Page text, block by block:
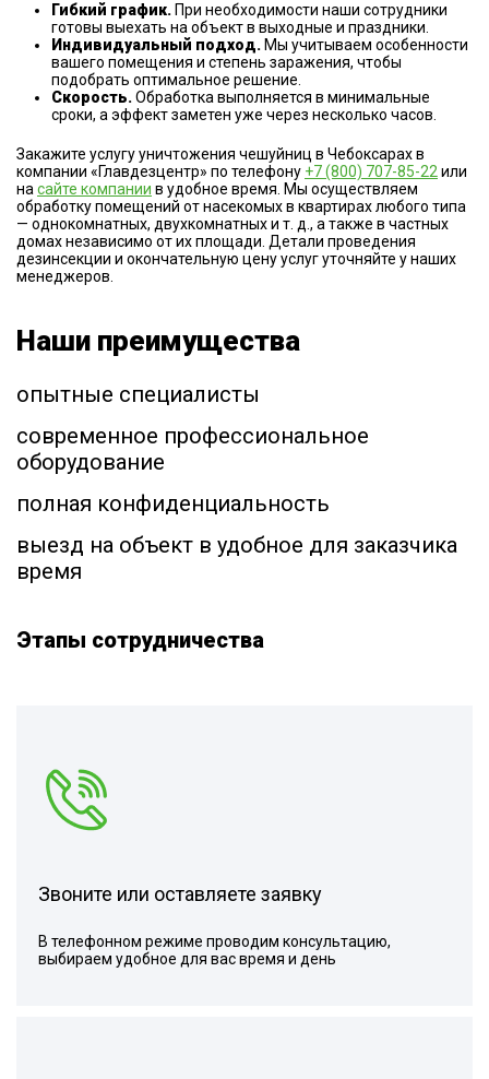
Гибкий график. При необходимости наши сотрудники
готовы выехать на объект в выходные и праздники.
Индивидуальный подход. Мы учитываем особенности
вашего помещения и степень заражения, чтобы
подобрать оптимальное решение.
Скорость.Обработка выполняется в минимальные
сроки, а эффект заметен уже через несколько часов.
Закажите услугу уничтожения чешуйниц в Чебоксарах в
компании «Главдезцентр» по телефону +7 (800) 707-85-22 или
на сайте компании в удобное время. Мы осуществляем
обработку помещений от насекомых в квартирах любого типа
— однокомнатных, двухкомнатных и т. д., а также в частных
домах независимо от их площади. Детали проведения
дезинсекции и окончательную цену услуг уточняйте у наших
менеджеров.
Наши преимущества
опытные специалисты
современное профессиональное
оборудование
полная конфиденциальность
выезд на объект в удобное для заказчика
время
Этапы сотрудничества
Звоните или оставляете заявку
В телефонном режиме проводим консультацию,
выбираем удобное для вас время и день